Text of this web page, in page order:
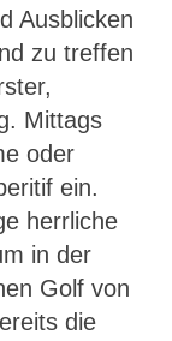
Ausblicken
zu treffen
Mittags
oder
ein.
herrliche
in der
Golf von
die